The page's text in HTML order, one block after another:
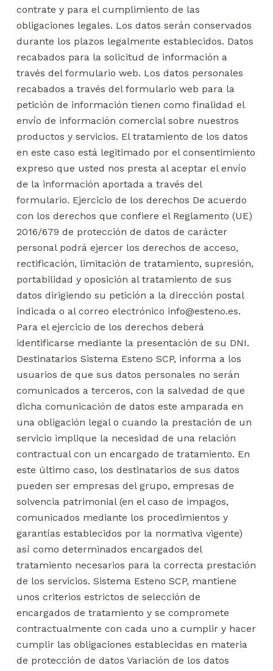
contrate y para el cumplimiento de las
obligaciones legales. Los datos serán conservados
durante los plazos legalmente establecidos. Datos
recabados para la solicitud de información a
través del formulario web. Los datos personales
recabados a través del formulario web para la
petición de información tienen como finalidad el
envío de información comercial sobre nuestros
productos y servicios. El tratamiento de los datos
en este caso está legitimado por el consentimiento
expreso que usted nos presta al aceptar el envío
de la información aportada a través del
formulario. Ejercicio de los derechos De acuerdo
con los derechos que confiere el Reglamento (UE)
2016/679 de protección de datos de carácter
personal podrá ejercer los derechos de acceso,
rectificación, limitación de tratamiento, supresión,
portabilidad y oposición al tratamiento de sus
datos dirigiendo su petición a la dirección postal
indicada o al correo electrónico info@esteno.es.
Para el ejercicio de los derechos deberá
identificarse mediante la presentación de su DNI.
Destinatarios Sistema Esteno SCP, informa a los
usuarios de que sus datos personales no serán
comunicados a terceros, con la salvedad de que
dicha comunicación de datos este amparada en
una obligación legal o cuando la prestación de un
servicio implique la necesidad de una relación
contractual con un encargado de tratamiento. En
este último caso, los destinatarios de sus datos
pueden ser empresas del grupo, empresas de
solvencia patrimonial (en el caso de impagos,
comunicados mediante los procedimientos y
garantías establecidos por la normativa vigente)
así como determinados encargados del
tratamiento necesarios para la correcta prestación
de los servicios. Sistema Esteno SCP, mantiene
unos criterios estrictos de selección de
encargados de tratamiento y se compromete
contractualmente con cada uno a cumplir y hacer
cumplir las obligaciones establecidas en materia
de protección de datos Variación de los datos